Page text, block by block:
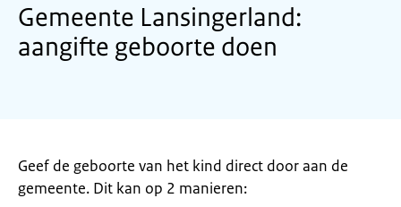
Gemeente Lansingerland:
aangifte geboorte doen
Geef de geboorte van het kind direct door aan de
gemeente. Dit kan op 2 manieren: